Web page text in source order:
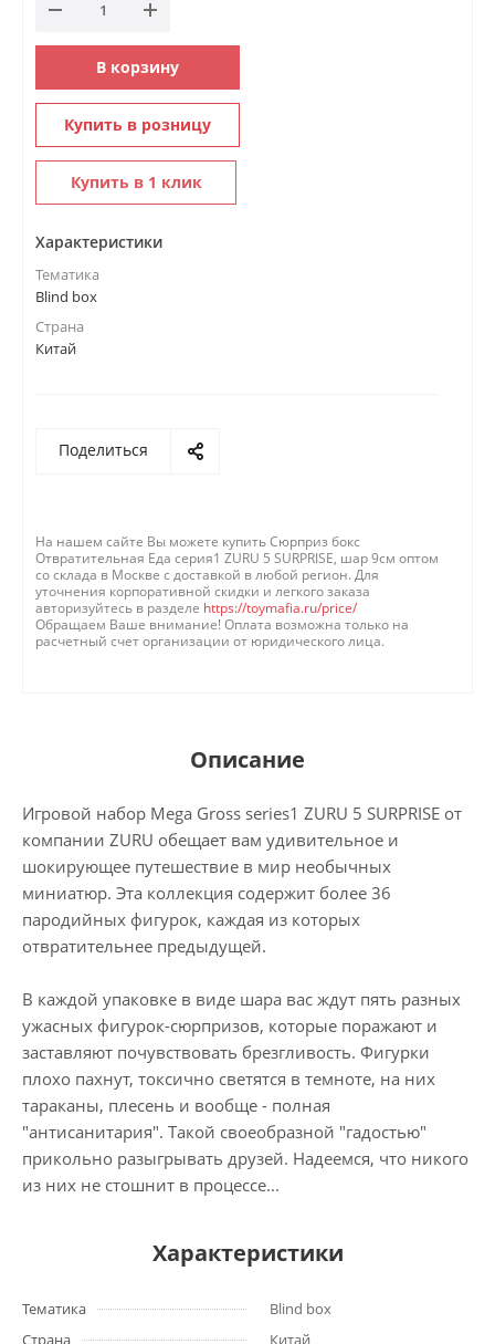
В корзину
Купить в розницу
Купить в 1 клик
Характеристики
Тематика
Blind box
Страна
Китай
Поделиться
На нашем сайте Вы можете купить Сюрприз бокс
Отвратительная Еда серия1 ZURU 5 SURPRISE, шар 9см оптом
со склада в Москве с доставкой в любой регион. Для
уточнения корпоративной скидки и легкого заказа
авторизуйтесь в разделе https://toymafia.ru/price/
Обращаем Ваше внимание! Оплата возможна только на
расчетный счет организации от юридического лица.
Описание
Игровой набор Mega Gross series1 ZURU 5 SURPRISE от
компании ZURU обещает вам удивительное и
шокирующее путешествие в мир необычных
миниатюр. Эта коллекция содержит более 36
пародийных фигурок, каждая из которых
отвратительнее предыдущей.
В каждой упаковке в виде шара вас ждут пять разных
ужасных фигурок-сюрпризов, которые поражают и
заставляют почувствовать брезгливость. Фигурки
плохо пахнут, токсично светятся в темноте, на них
тараканы, плесень и вообще - полная
"антисанитария". Такой своеобразной "гадостью"
прикольно разыгрывать друзей. Надеемся, что никого
из них не стошнит в процессе...
Характеристики
Тематика
Blind box
Страна
Китай